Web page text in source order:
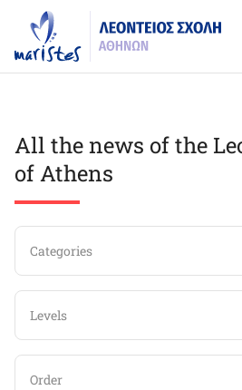
main
content
All the news of the
of Athens
Categories
Levels
Order